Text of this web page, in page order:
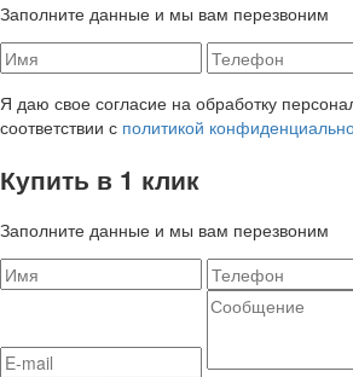
Заполните данные и мы вам перезвоним
Я даю свое согласие на обработку
соответствии с политикой
Купить в 1 клик
Заполните данные и мы вам перезвоним